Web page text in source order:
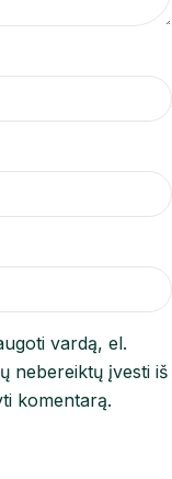
vardą, el.
nebereiktų įvesti iš
komentarą.